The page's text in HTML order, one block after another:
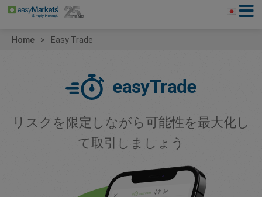
Home Easy Trade
easyTrade
リスクを限定しながら可能性を最大化し
て取引しましょう